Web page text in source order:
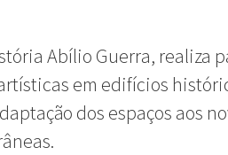
Abílio Guerra, realiza
em edifícios
dos espaços aos